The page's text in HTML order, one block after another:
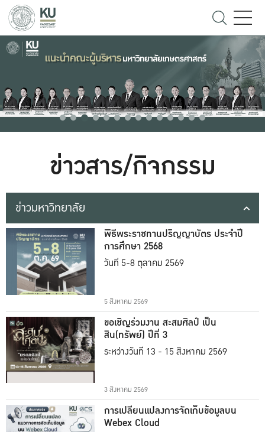
ข่าวสาร/กิจกรรม
ข่าวมหาวิทยาลัย
พิธีพระราชทานปริญญาบัตร ประจำปี
การศึกษา 2568
วันที่ 5-8 ตุลาคม 2569
5 สิงหาคม 2569
ขอเชิญร่วมงาน สะสมศิลป์ เป็น
สิน(ทรัพย์) ปีที่ 3
ระหว่างวันที่ 13 - 15 สิงหาคม 2569
3 สิงหาคม 2569
การเปลี่ยนแปลงการจัดเก็บข้อมูลบน
Webex Cloud